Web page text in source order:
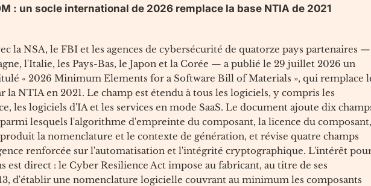
: un socle international de 2026 remplace la base NTIA de 2021
la NSA, le FBI et les agences de cybersécurité de quatorze pays partenaires —
l'Italie, les Pays-Bas, le Japon et la Corée — a publié le 29 juillet 2026 un
« 2026 Minimum Elements for a Software Bill of Materials », qui remplace
la NTIA en 2021. Le champ est étendu à tous les logiciels, y compris les
les logiciels d'IA et les services en mode SaaS. Le document ajoute dix
lesquels l'algorithme d'empreinte du composant, la licence du composant,
la nomenclature et le contexte de génération, et révise quatre champs
renforcée sur l'automatisation et l'intégrité cryptographique. L'intérêt
est direct : le Cyber Resilience Act impose au fabricant, au titre de ses
d'établir une nomenclature logicielle couvrant au minimum les composants